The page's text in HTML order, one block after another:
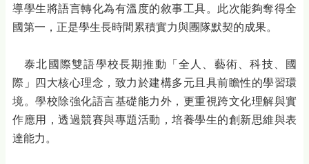
導學生將語言轉化為有溫度的敘事工具。此次能夠奪得全
國第一，正是學生長時間累積實力與團隊默契的成果。
泰北國際雙語學校長期推動「全人、藝術、科技、國
際」四大核心理念，致力於建構多元且具前瞻性的學習環
境。學校除強化語言基礎能力外，更重視跨文化理解與實
作應用，透過競賽與專題活動，培養學生的創新思維與表
達能力。